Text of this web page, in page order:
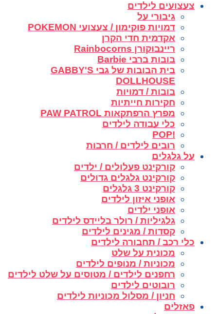
צעצועים לילדים
גיבורי על
דמויות פוקימון / צעצועי POKEMON
אקדמית חדי הקרן
ריינבוקורן Rainbocorns
בובות ברבי Barbie
בית הבובות של גבי GABBY'S
DOLLHOUSE
בובות / דמויות
חקירות חייתיות
מפרץ הרפתקאות PAW PATROL
כלי עבודה לילדים
!POP
רובים לילדים / חרבות
על גלגלים
קורקינט פעלולים / ילדים
קורקינט גלגלים גדולים
קורקינט 3 גלגלים
אופני איזון לילדים
אופני ילדים
גלגיליות / רולר בליידס לילדים
קסדות / מגינים לילדים
כלי רכב / תחבורה לילדים
מכונית על שלט
מכוניות / מנופים לילדים
רחפנים לילדים / מטוסים על שלט לילדים
רובוטים לילדים
חניון / מסלול מכוניות לילדים
פאזלים